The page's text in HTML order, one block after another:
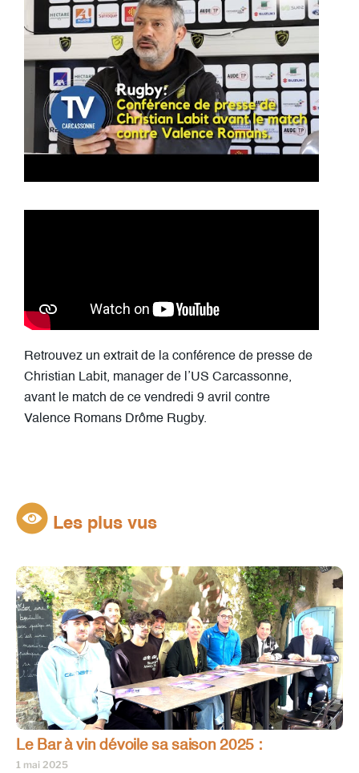
Retrouvez un extrait de la conférence de presse de
Christian Labit, manager de l’US Carcassonne,
avant le match de ce vendredi 9 avril contre
Valence Romans Drôme Rugby.
Les plus vus
Le Bar à vin dévoile sa saison 2025 :
1 mai 2025